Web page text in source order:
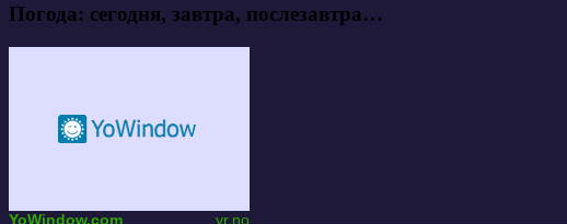
Погода: сегодня, завтра, послезавтра…
YoWindow.com yr.no